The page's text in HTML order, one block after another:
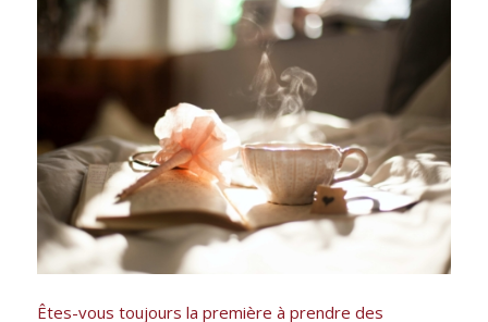
Êtes-vous toujours la première à prendre des